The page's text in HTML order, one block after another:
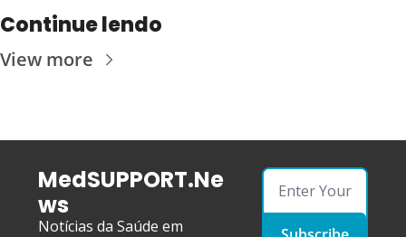
Continue lendo
View more
MedSUPPORT.Ne
ws
Notícias da Saúde em